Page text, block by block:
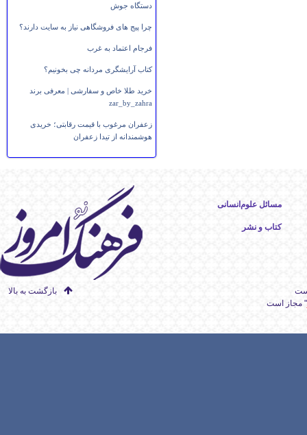
دستگاه جوش
چرا پیج های فروشگاهی نیاز به سایت دارند؟
فرجام اعتماد به غرب
کتاب آرایشگری مردانه چی بخونیم؟
خرید طلا خاص و سفارشی | معرفی برند
zar_by_zahra
زعفران مرغوب با قیمت رقابتی؛ خریدی
هوشمندانه از تیدا زعفران
مسائل علوم‌انسانی
کتاب و نشر
بازگشت به بالا
" مجاز است